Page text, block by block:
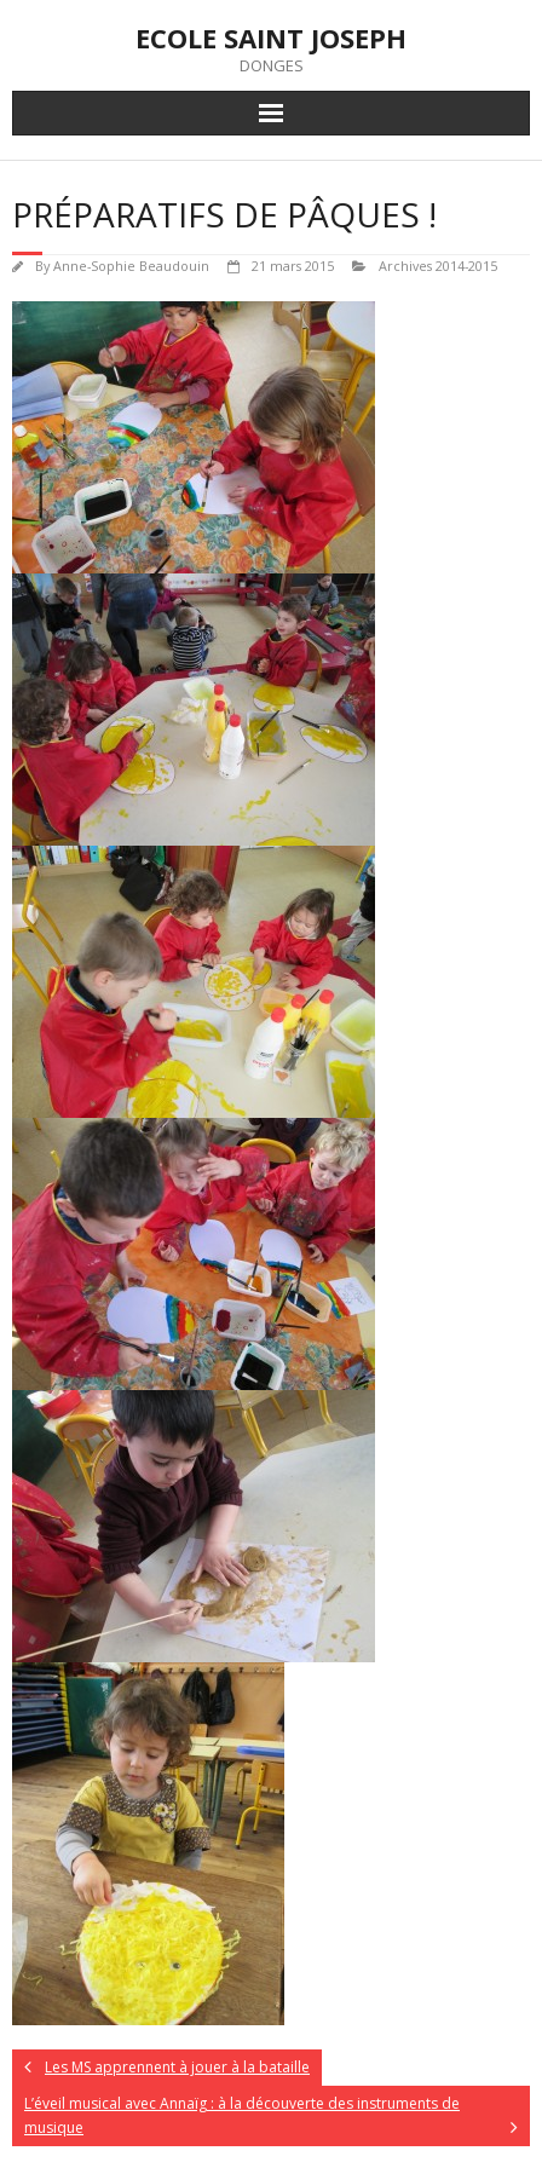
ECOLE SAINT JOSEPH
DONGES
PRÉPARATIFS DE PÂQUES !
ByAnne-Sophie Beaudouin 21 mars 2015 Archives 2014-2015
Les MS apprennent à jouer à la bataille
L’éveil musical avec Annaïg : à la découverte des instruments de
musique